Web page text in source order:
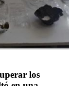
los